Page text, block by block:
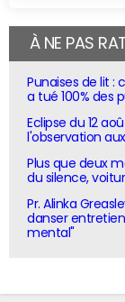
À NE PAS
Punaises de lit :
a tué 100% des
Eclipse du 12
l'observation
Plus que deux
du silence,
Pr. Alinka
danser
mental"